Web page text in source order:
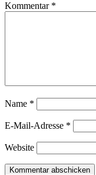
Kommentar *
Name *
E-Mail-Adresse *
Website